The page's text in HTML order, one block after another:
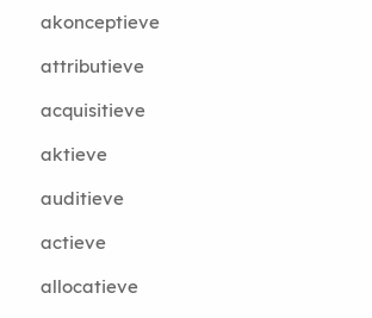
akonceptieve
attributieve
acquisitieve
aktieve
auditieve
actieve
allocatieve